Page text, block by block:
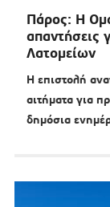
Πάρος: Η
απαντήσεις
Λατομείων
Η επιστολή
αιτήματα για
δημόσια